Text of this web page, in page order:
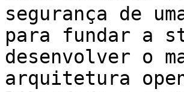
segurança de
para fundar a
desenvolver o
arquitetura